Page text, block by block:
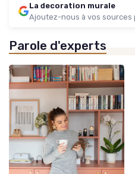
La decoration murale
Ajoutez-nous à vos sources
Parole d'experts